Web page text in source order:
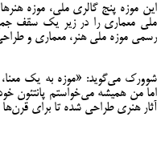
این موزه پنج گالری ملی، موزه
ملی معماری را در زیر یک سقف
رسمی موزه ملی هنر، معماری و
شوورک می‌گوید: «موزه به یک
اما من همیشه می‌خواستم پانتئون
آثار هنری طراحی شده تا برای قرن‌‌ها